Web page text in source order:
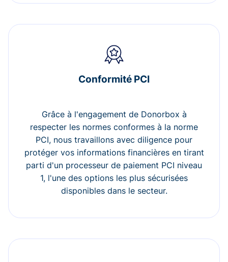
Conformité PCI
Grâce à l'engagement de Donorbox à
respecter les normes conformes à la norme
PCI, nous travaillons avec diligence pour
protéger vos informations financières en tirant
parti d'un processeur de paiement PCI niveau
1, l'une des options les plus sécurisées
disponibles dans le secteur.